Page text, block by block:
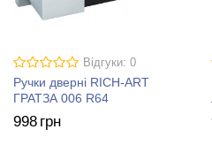
Відгуки: 0
Ручки дверні RICH-ART
ГРАТЗА 006 R64
998 грн